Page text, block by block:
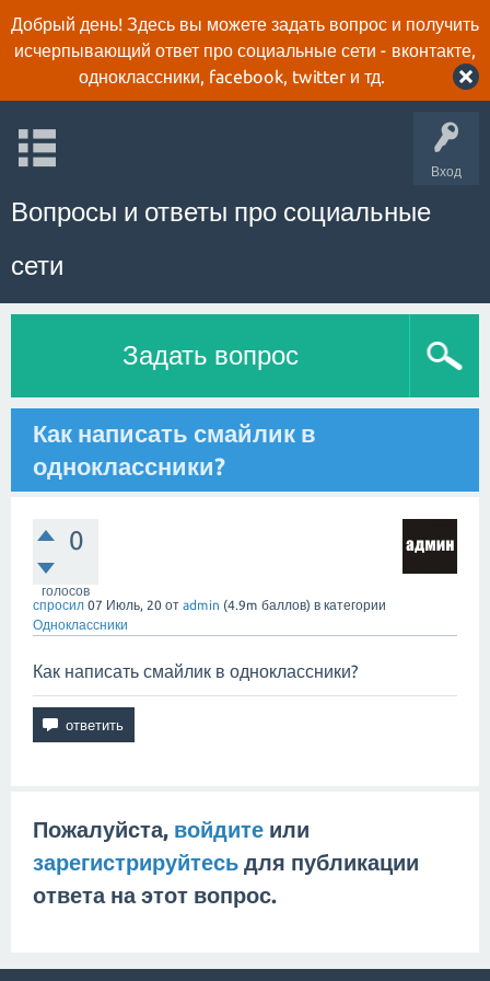
Добрый день! Здесь вы можете задать вопрос и получить
исчерпывающий ответ про социальные сети - вконтакте,
одноклассники, facebook, twitter и тд.
Вход
Вопросы и ответы про социальные
сети
Задать вопрос
Как написать смайлик в
одноклассники?
0
голосов
спросил 07 Июль, 20 от admin (4.9m баллов) в категории
Одноклассники
Как написать смайлик в одноклассники?
Пожалуйста, войдите или
зарегистрируйтесь для публикации
ответа на этот вопрос.